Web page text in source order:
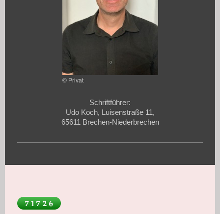
© Privat
Schriftführer:
Udo Koch, Luisenstraße 11,
65611 Brechen-Niederbrechen